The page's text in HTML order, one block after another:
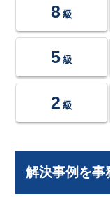
8 級
5 級
2 級
解決事例を事